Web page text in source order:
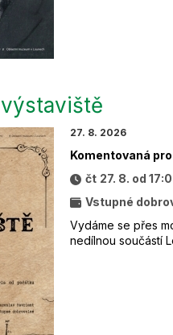
27. 8. 2026
Komentovaná
čt 27. 8. od
Vstupné
Vydáme se přes
nedílnou součástí